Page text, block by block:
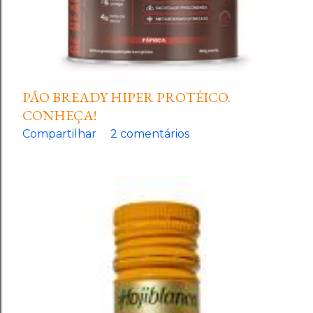
PÃO BREADY HIPER PROTÉICO.
CONHEÇA!
Compartilhar 2 comentários